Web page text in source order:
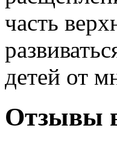
часть
детей от
Отзывы